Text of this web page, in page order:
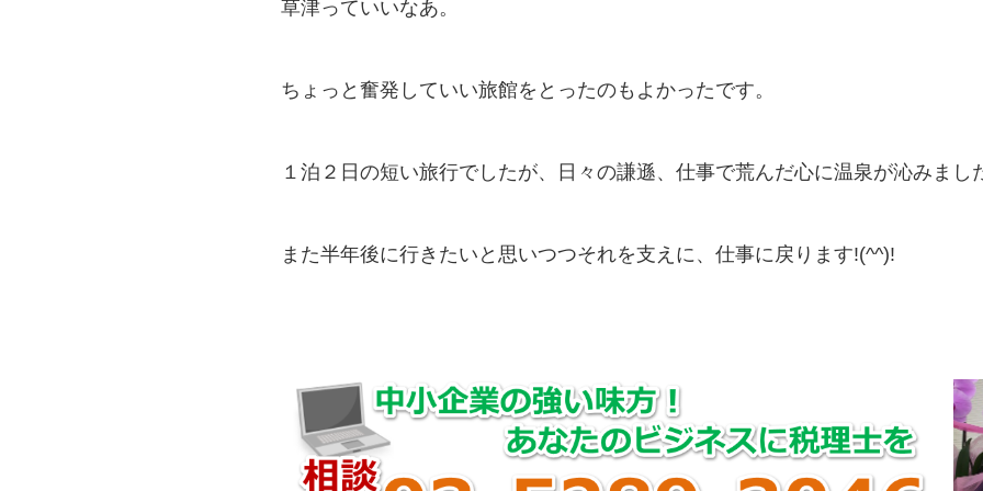
草津っていいなあ。
ちょっと奮発していい旅館をとったのもよかったです。
１泊２日の短い旅行でしたが、日々の謙遜、仕事で荒んだ心に温泉が沁みま
また半年後に行きたいと思いつつそれを支えに、仕事に戻ります!(^^)!